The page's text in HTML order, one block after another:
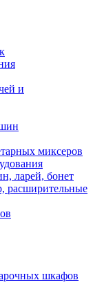
и
миксеров
ларей, бонет
расширительные
шкафов